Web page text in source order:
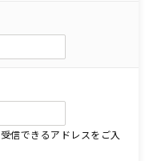
信できるアドレスをご入